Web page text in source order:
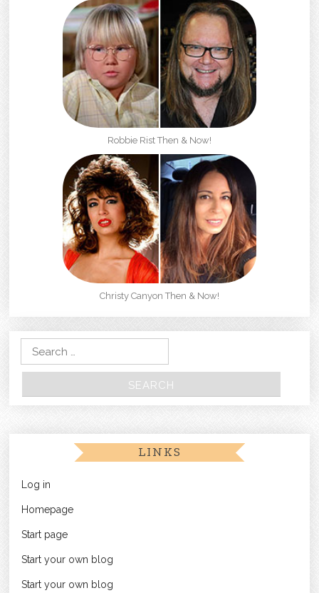
Robbie Rist Then & Now!
Christy Canyon Then & Now!
Search for:
LINKS
Log in
Homepage
Start page
Start your own blog
Start your own blog